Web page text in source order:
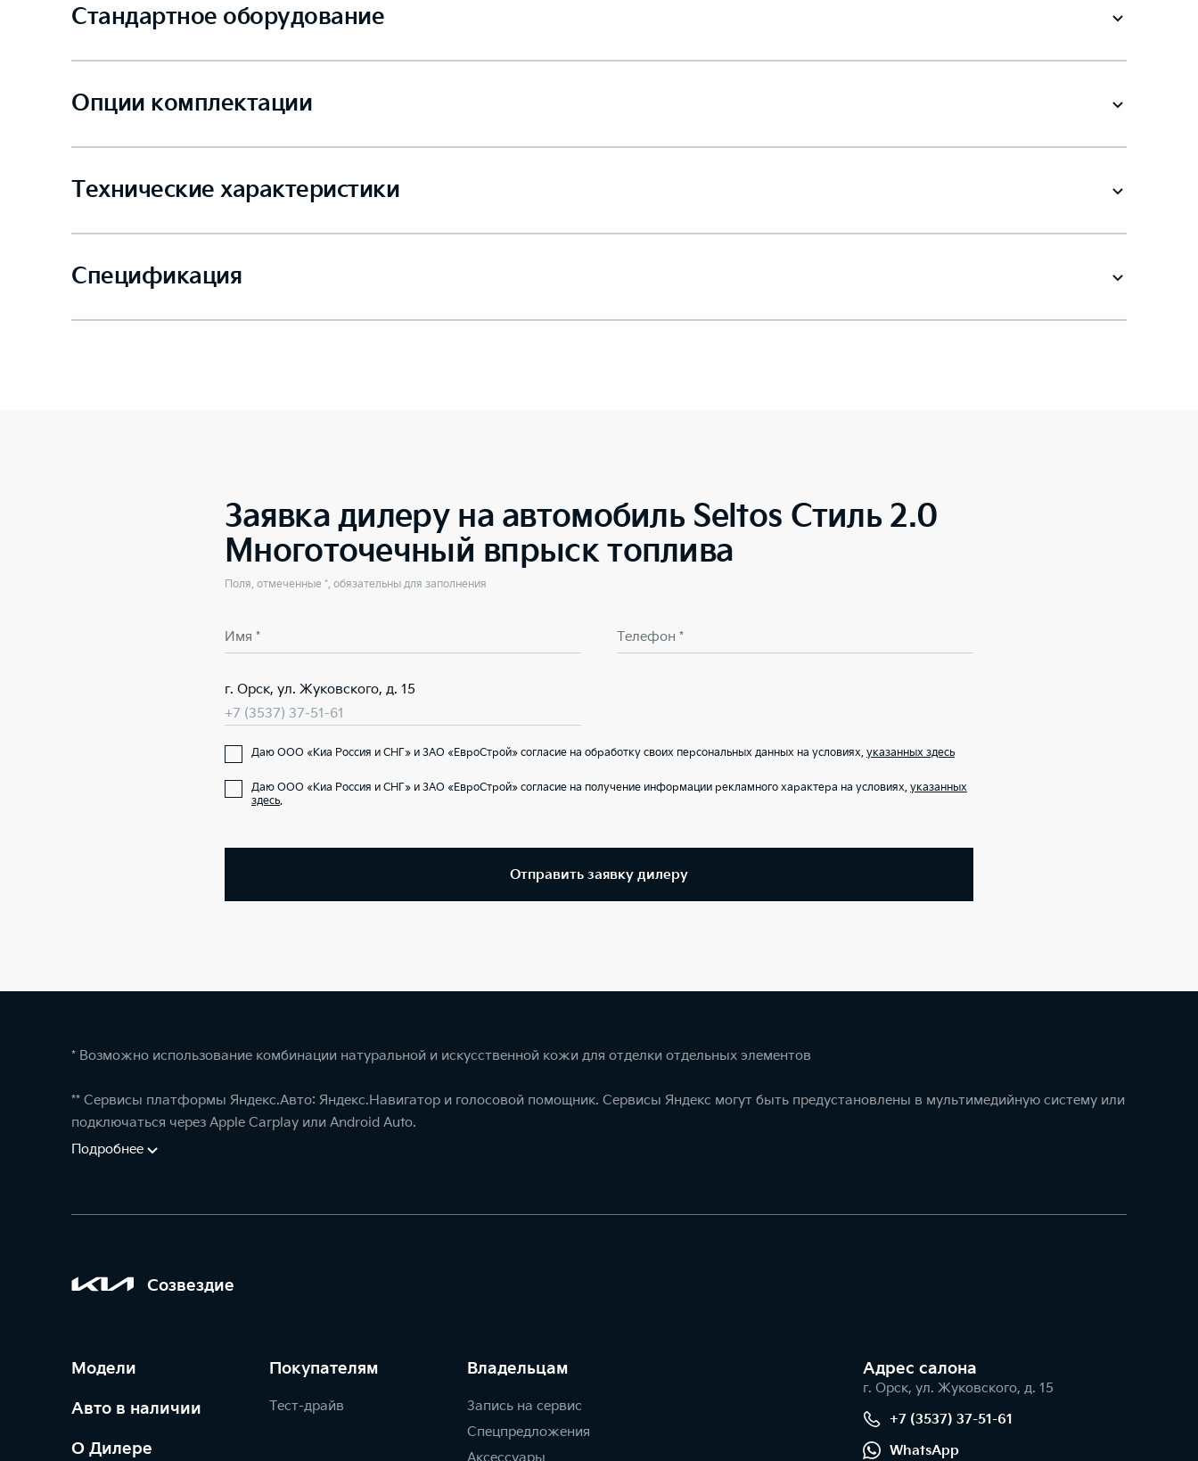
Стандартное оборудование
Опции комплектации
Технические характеристики
Спецификация
Заявка дилеру на автомобиль Seltos Стиль 2.0
Многоточечный впрыск топлива
Поля, отмеченные *, обязательны для заполнения
Имя * Телефон *
г. Орск, ул. Жуковского, д. 15
+7 (3537) 37-51-61
Даю ООО «Киа Россия и СНГ» и ЗАО «ЕвроСтрой» согласие на обработку своих персональных данных на условиях, указанных здесь
Даю ООО «Киа Россия и СНГ» и ЗАО «ЕвроСтрой» согласие на получение информации рекламного характера на условиях, указанных
здесь.
Отправить заявку дилеру
* Возможно использование комбинации натуральной и искусственной кожи для отделки отдельных элементов
** Сервисы платформы Яндекс.Авто: Яндекс.Навигатор и голосовой помощник. Сервисы Яндекс могут быть предустановлены в мультимедийную систему или
подключаться через Apple Carplay или Android Auto.
Подробнее
Созвездие
Модели
Авто в наличии
О Дилере
Покупателям
Тест-драйв
Владельцам
Запись на сервис
Спецпредложения
Адрес салонa
г. Орск, ул. Жуковского, д. 15
+7 (3537) 37-51-61
WhatsApp